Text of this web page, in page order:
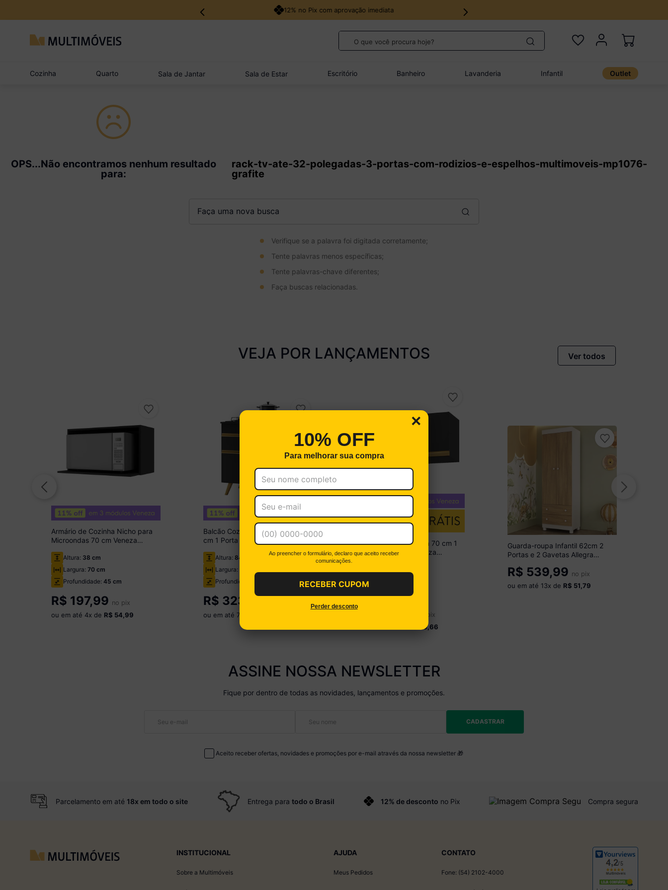
12% no Pix com aprovação imediata
O que você procura hoje?
Cozinha Quarto Sala de Jantar Sala de Estar Escritório Banheiro Lavanderia Infantil Outlet
OPS...Não encontramos nenhum resultado
para:
rack-tv-ate-32-polegadas-3-portas-com-rodizios-e-espelhos-multimoveis-mp1076-
grafite
Verifique se a palavra foi digitada corretamente;
Tente palavras menos específicas;
Tente palavras-chave diferentes;
Faça buscas relacionadas.
VEJA POR LANÇAMENTOS Ver todos
Armário de Cozinha Nicho para
Microondas 70 cm Veneza
Altura: 38 cm
Largura:70 cm
Profundidade:45 cm
R$ 197,99 no pix
ou em até 4x de R$ 54,99
Balcão Cozinha para Cooktop 70
cm 1 Porta 1 Gaveta Veneza
Altura: 84 cm
Largura:
Profundidade:
R$ 323,99
ou em até 7
Armário Aéreo Cozinha 70 cm 1
Porta Basculante Veneza
Largura:
32 cm
R$ no pix
R$ 66,66
Guarda-roupa Infantil 62cm 2
Portas e 2 Gavetas Allegra
Branco/Madeirado
R$ 539,99 no pix
ou em até 13x de R$ 51,79
ASSINE NOSSA NEWSLETTER
Fique por dentro de todas as novidades, lançamentos e promoções.
CADASTRAR
Aceito receber ofertas, novidades e promoções por e-mail através da nossa newsletter 🎁
Parcelamento em até 18x em todo o site Entrega paratodo o Brasil 12% de desconto no Pix Compra segura
INSTITUCIONAL
Sobre a Multimóveis
AJUDA
Meus Pedidos
CONTATO
Fone: (54) 2102-4000
×
10% OFF
Para melhorar sua compra
Ao preencher o formulário, declaro que aceito receber
comunicações.
RECEBER CUPOM
Perder desconto